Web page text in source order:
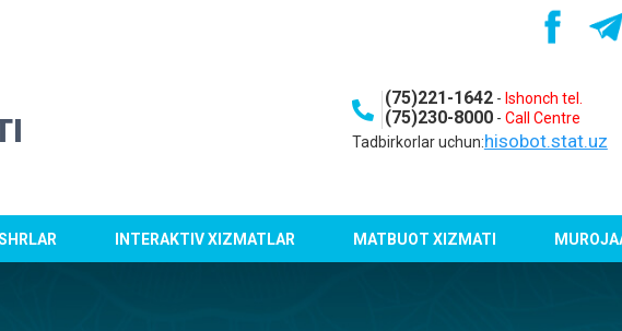
(75)221-1642- Ishonch tel.
(75)230-8000- Call Centre
Tadbirkorlar uchun:hisobot.stat.uz
INTERAKTIV XIZMATLAR MATBUOT XIZMATI